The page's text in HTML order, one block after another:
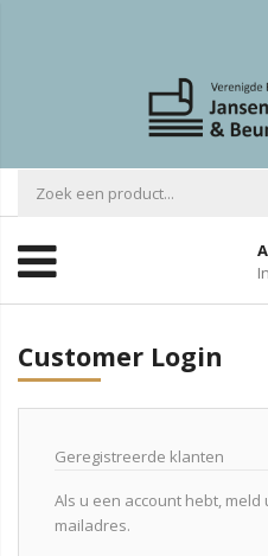
Customer Login
Geregistreerde klanten
Als u een account hebt, meld
mailadres.